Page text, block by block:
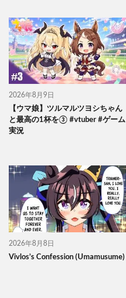
2026年8月9日
【ウマ娘】ツルマルツヨシちゃん
と最高の1杯を③ #vtuber #ゲーム
実況
2026年8月8日
Vivlos’s Confession (Umamusume)